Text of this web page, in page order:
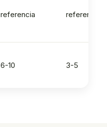
referencia referencia
6-10 3-5